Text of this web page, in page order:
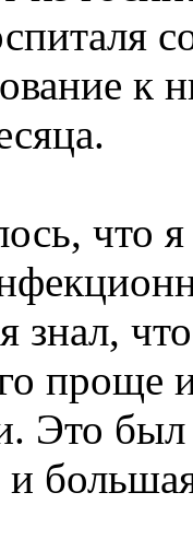
к
что
знал,
проще
Это